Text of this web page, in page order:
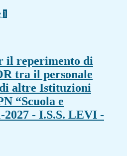
1
il reperimento di
tra il personale
altre Istituzioni
“Scuola e
2027 - I.S.S. LEVI -